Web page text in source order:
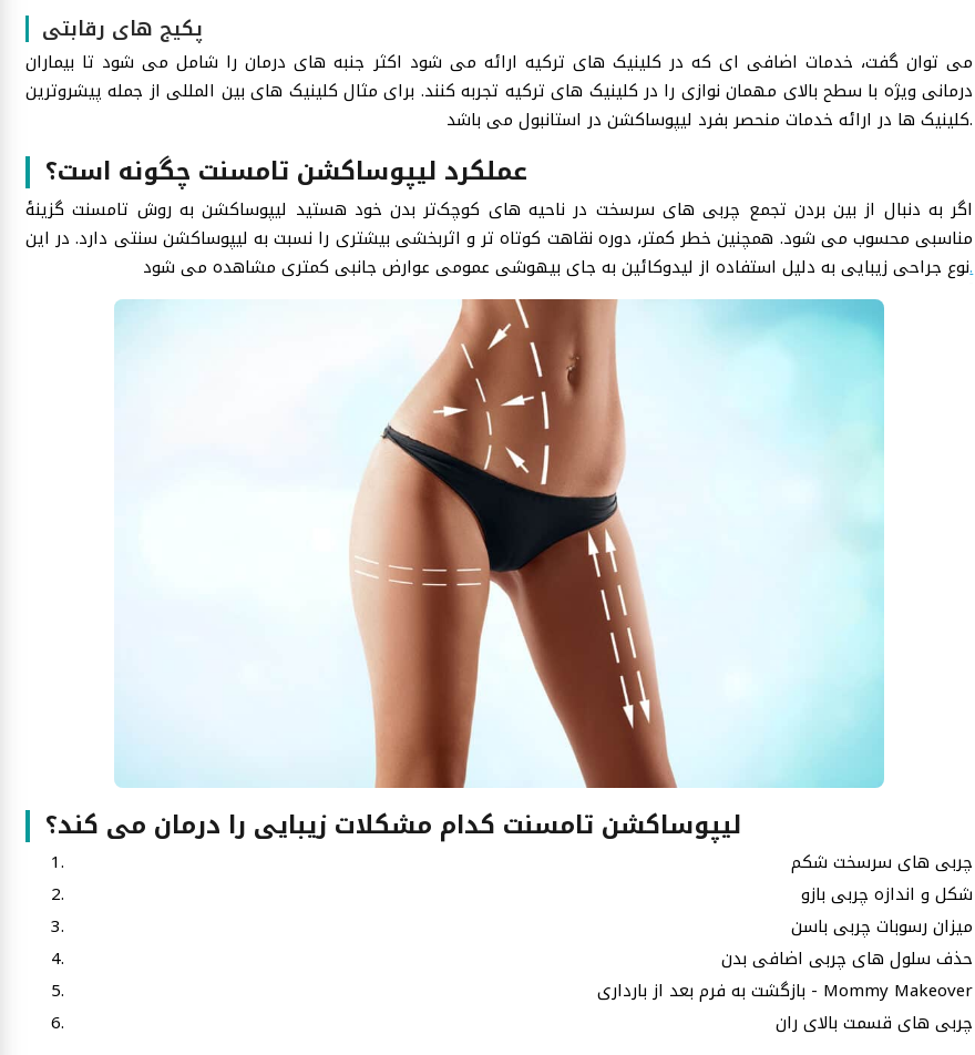
پکیج های رقابتی
می توان گفت، خدمات اضافی ای که در کلینیک های ترکیه ارائه می شود اکثر جنبه های درمان را شامل می شود تا بیماران
درمانی ویژه با سطح بالای مهمان نوازی را در کلینیک های ترکیه تجربه کنند. برای مثال کلینیک های بین المللی از جمله پیشروترین
کلینیک ها در ارائه خدمات منحصر بفرد لیپوساکشن در استانبول می باشد.
عملکرد لیپوساکشن تامسنت چگونه است؟
اگر به دنبال از بین بردن تجمع چربی های سرسخت در ناحیه‌ های کوچک‌تر بدن خود هستید لیپوساکشن به روش تامسنت گزینۀ
مناسبی محسوب می شود. همچنین خطر کمتر، دوره نقاهت کوتاه تر و اثربخشی بیشتری را نسبت به لیپوساکشن سنتی دارد. در این
نوع جراحی زیبایی به دلیل استفاده از لیدوکائین به جای بیهوشی عمومی عوارض جانبی کمتری مشاهده می شود.
لیپوساکشن تامسنت کدام مشکلات زیبایی را درمان می کند؟
چربی های سرسخت شکم
شکل و اندازه چربی بازو
میزان رسوبات چربی باسن
حذف سلول های چربی اضافی بدن
بازگشت به فرم بعد از بارداری - Mommy Makeover
چربی های قسمت بالای ران